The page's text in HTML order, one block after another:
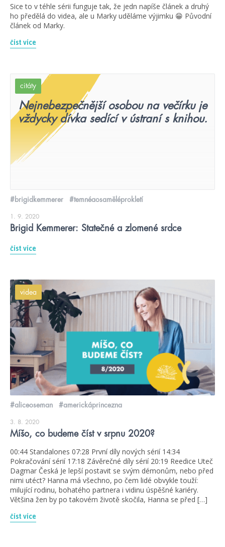
Sice to v téhle sérii funguje tak, že jedn napíše článek a druhý
ho předělá do videa, ale u Marky uděláme výjimku 😁 Původní
článek od Marky.
číst více
citáty
Nejnebezpečnější osobou na večírku je
vždycky dívka sedící v ústraní s knihou.
#brigidkemmerer #temnéaosaměléprokletí
1. 9. 2020
Brigid Kemmerer: Statečné a zlomené srdce
číst více
videa
#aliceoseman #americkáprincezna
3. 8. 2020
Míšo, co budeme číst v srpnu 2020?
00:44 Standalones 07:28 První díly nových sérií 14:34
Pokračování sérií 17:18 Závěrečné díly sérií 20:19 Reedice Uteč
Dagmar Česká Je lepší postavit se svým démonům, nebo před
nimi utéct? Hanna má všechno, po čem lidé obvykle touží:
milující rodinu, bohatého partnera i vidinu úspěšné kariéry.
Většina žen by po takovém životě skočila, Hanna se před […]
číst více